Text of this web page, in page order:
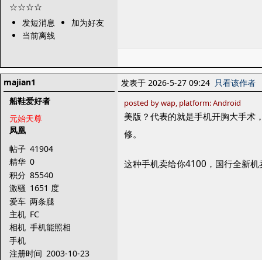
发短消息
加为好友
当前离线
majian1
船鞋爱好者
元始天尊
凤凰
帖子 41904
精华 0
积分 85540
激骚 1651 度
爱车 两条腿
主机 FC
相机 手机能照相
手机
注册时间 2003-10-23
发表于 2026-5-27 09:24 只看该作者
posted by wap, platform: Android
美版？代表的就是手机开胸大手术
修。
这种手机卖给你4100，国行全新